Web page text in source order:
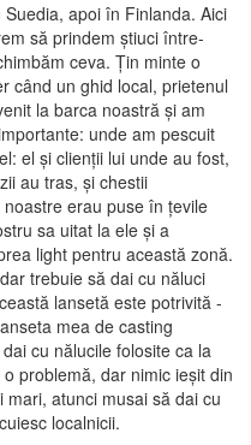
apoi în Finlanda. Aici
să prindem știuci între-
ceva. Țin minte o
când un ghid local, prietenul
la barca noastră și am
unde am pescuit
el și clienții lui unde au fost,
au tras, și chestii
erau puse în țevile
sa uitat la ele și a
light pentru această zonă.
trebuie să dai cu năluci
lansetă este potrivită -
mea de casting
cu nălucile folosite ca la
problemă, dar nimic ieșit din
atunci musai să dai cu
localnicii.